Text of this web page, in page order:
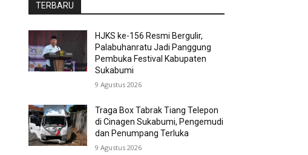
TERBARU
HJKS ke-156 Resmi Bergulir,
Palabuhanratu Jadi Panggung
Pembuka Festival Kabupaten
Sukabumi
9 Agustus 2026
Traga Box Tabrak Tiang Telepon
di Cinagen Sukabumi, Pengemudi
dan Penumpang Terluka
9 Agustus 2026